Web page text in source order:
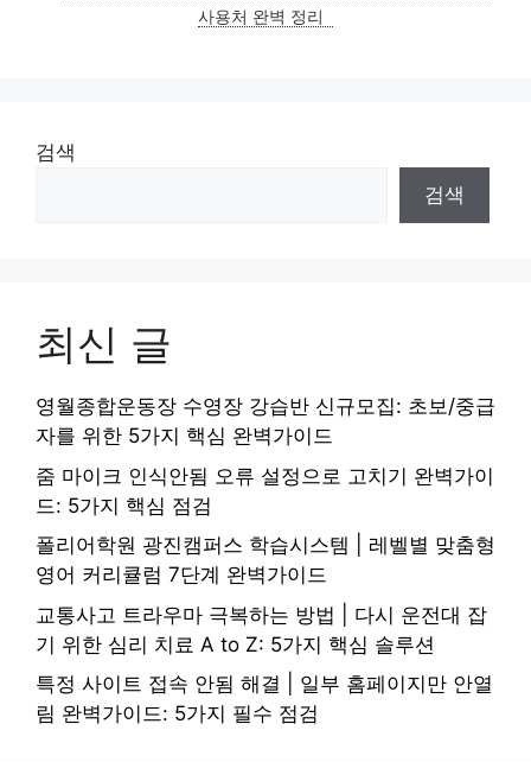
사용처 완벽 정리
검색
검색
최신 글
영월종합운동장 수영장 강습반 신규모집: 초보/중급
자를 위한 5가지 핵심 완벽가이드
줌 마이크 인식안됨 오류 설정으로 고치기 완벽가이
드: 5가지 핵심 점검
폴리어학원 광진캠퍼스 학습시스템 | 레벨별 맞춤형
영어 커리큘럼 7단계 완벽가이드
교통사고 트라우마 극복하는 방법 | 다시 운전대 잡
기 위한 심리 치료 A to Z: 5가지 핵심 솔루션
특정 사이트 접속 안됨 해결 | 일부 홈페이지만 안열
림 완벽가이드: 5가지 필수 점검